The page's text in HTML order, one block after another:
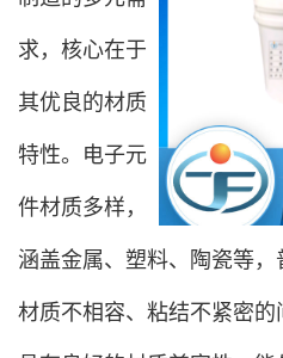
求，核心在于
其优良的材质
特性。电子元
件材质多样，
涵盖金属、塑料、陶瓷等
材质不相容、粘结不紧密的